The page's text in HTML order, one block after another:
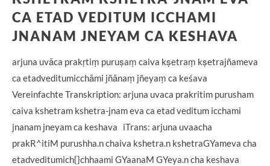
CA ETAD VEDITUM ICCHAMI
JNANAM JNEYAM CA KESHAVA
arjuna uvāca prakṛtiṃ puruṣaṃ caiva kṣetraṃ kṣetrajñameva
ca etadveditumicchāmi jñānaṃ jñeyaṃ ca keśava
Vereinfachte Transkription: arjuna uvaca prakritim purusham
caiva kshetram kshetra-jnam eva ca etad veditum icchami
jnanam jneyam ca keshava iTrans: arjuna uvaacha
prakR^itiM purushha.n chaiva kshetra.n kshetraGYameva cha
etadveditumich{}chhaami GYaanaM GYeya.n cha keshava